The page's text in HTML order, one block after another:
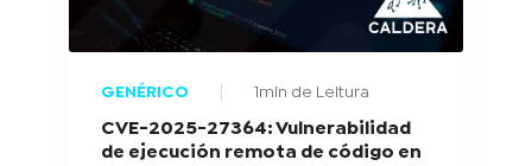
GENÉRICO 1min de Leitura
CVE-2025-27364: Vulnerabilidad
de ejecución remota de código en